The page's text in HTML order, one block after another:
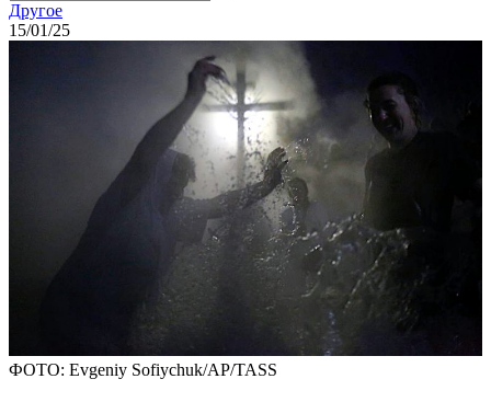
Другое
15/01/25
ФОТО: Evgeniy Sofiychuk/AP/TASS